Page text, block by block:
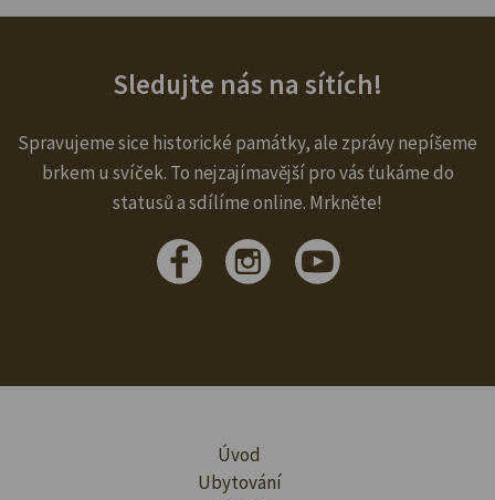
Sledujte nás na sítích!
Spravujeme sice historické památky, ale zprávy nepíšeme
brkem u svíček. To nejzajímavější pro vás ťukáme do
statusů a sdílíme online. Mrkněte!
Úvod
Ubytování